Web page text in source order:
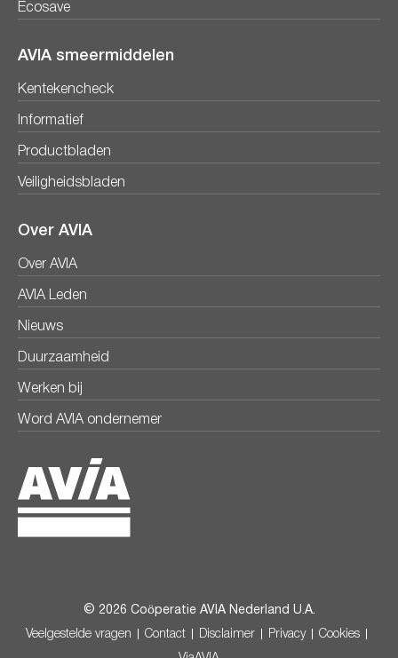
Ecosave
AVIA smeermiddelen
Kentekencheck
Informatief
Productbladen
Veiligheidsbladen
Over AVIA
Over AVIA
AVIA Leden
Nieuws
Duurzaamheid
Werken bij
Word AVIA ondernemer
© 2026 Coöperatie AVIA Nederland U.A.
Veelgestelde vragen Contact Disclaimer Privacy Cookies